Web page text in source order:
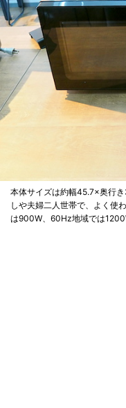
本体サイズは約幅45.7×奥行
しや夫婦二人世帯で、よく使
は900W、60Hz地域では